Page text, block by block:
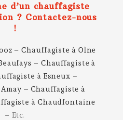
d’un chauffagiste
? Contactez-nous
!
–Chauffagiste à Olne
– Chauffagiste à
à Esneux –
– Chauffagiste à
à Chaudfontaine
– Etc.